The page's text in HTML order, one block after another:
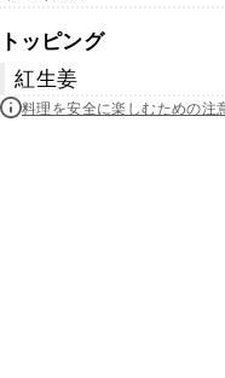
トッピング
紅生姜
料理を安全に楽しむための注